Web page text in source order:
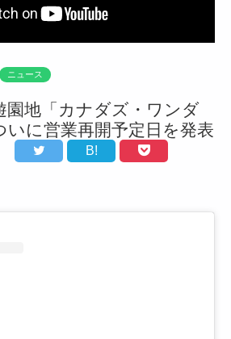
ニュース
園地「カナダズ・ワンダ
いに営業再開予定日を発表
B!